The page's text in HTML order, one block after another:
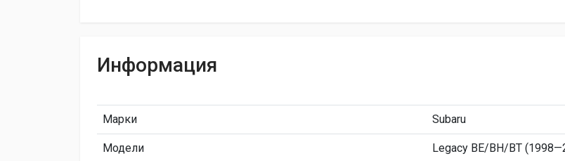
Информация
Марки Subaru
Модели Legacy BE/BH/BT